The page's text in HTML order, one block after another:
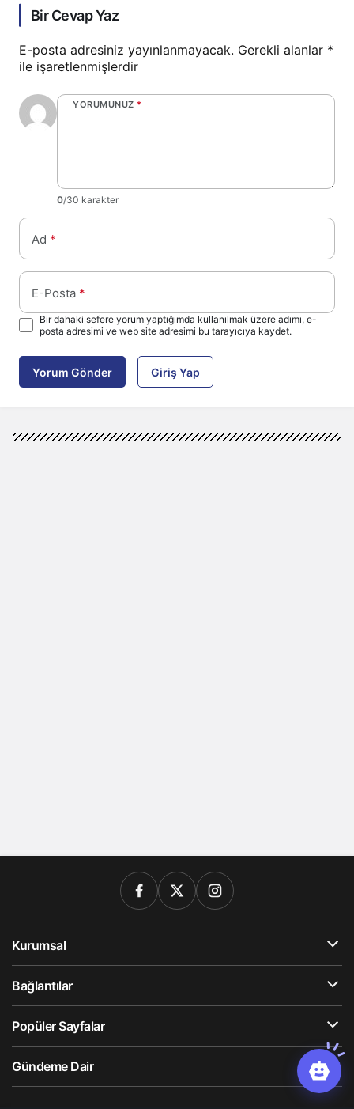
Bir Cevap Yaz
E-posta adresiniz yayınlanmayacak. Gerekli alanlar *
ile işaretlenmişlerdir
YORUMUNUZ *
0/30 karakter
Ad *
E-Posta *
Bir dahaki sefere yorum yaptığımda kullanılmak üzere adımı, e-
posta adresimi ve web site adresimi bu tarayıcıya kaydet.
Yorum Gönder Giriş Yap
Kurumsal
Bağlantılar
Popüler Sayfalar
Gündeme Dair